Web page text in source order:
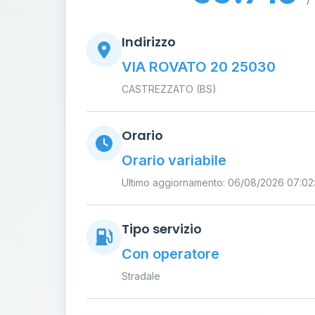
Indirizzo
VIA ROVATO 20 25030
CASTREZZATO (BS)
Orario
Orario variabile
Ultimo aggiornamento: 06/08/2026
Tipo servizio
Con operatore
Stradale